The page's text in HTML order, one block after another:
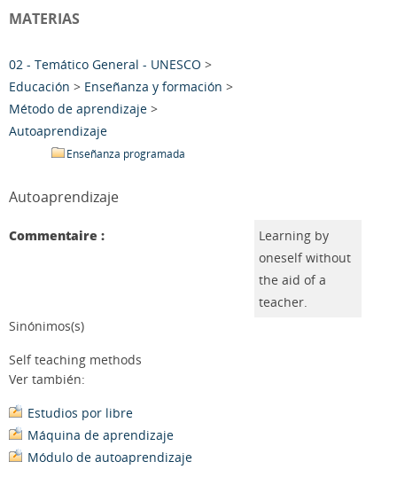
MATERIAS
02 - Temático General - UNESCO >
Educación > Enseñanza y formación >
Método de aprendizaje >
Autoaprendizaje
Enseñanza programada
Autoaprendizaje
Commentaire :
Learning by
oneself without
the aid of a
teacher.
Sinónimos(s)
Self teaching methods
Ver también:
Estudios por libre
Máquina de aprendizaje
Módulo de autoaprendizaje